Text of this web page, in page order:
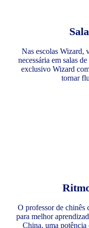
Nas escolas Wizard,
necessária em salas
exclusivo Wizard
tornar
O professor de chinês
para melhor
China, uma